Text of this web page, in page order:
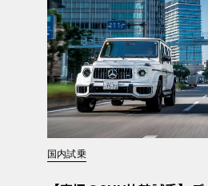
国内試乗